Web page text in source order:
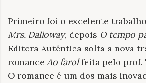
Primeiro foi o excelente
Mrs. Dalloway, depois O tempo
Editora Autêntica solta a nova
romance Ao farolfeita pelo prof.
O romance é um dos mais